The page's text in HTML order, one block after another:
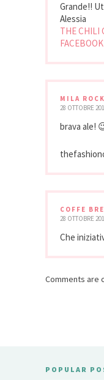
Grande!!
Alessia
THE CHILI
FACEBOOK
MILA
28 OTTOBRE
brava ale!
COFFE
28 OTTOBRE
Che
Comments are
POPULAR